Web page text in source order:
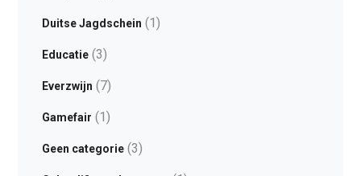
Duitse Jagdschein (1)
Educatie(3)
Everzwijn (7)
Gamefair (1)
Geen categorie(3)